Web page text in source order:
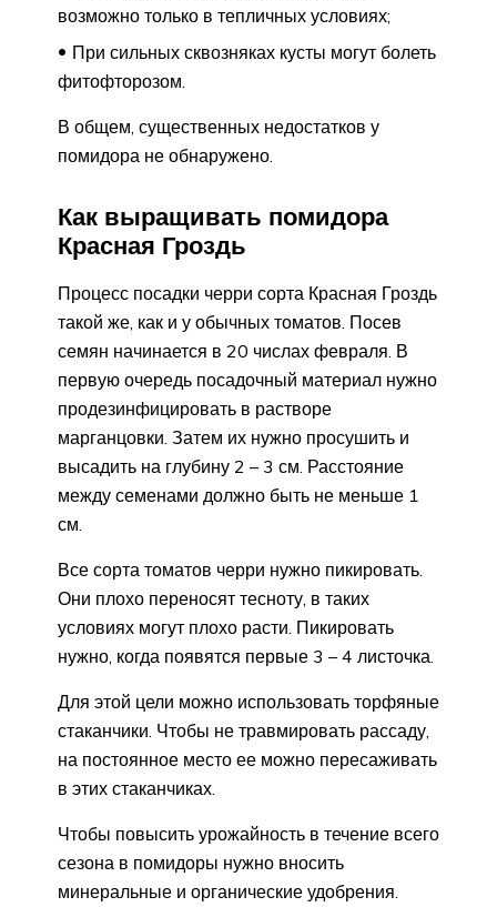
возможно только в тепличных условиях;
При сильных сквозняках кусты могут болеть
фитофторозом.
В общем, существенных недостатков у
помидора не обнаружено.
Как выращивать помидора
Красная Гроздь
Процесс посадки черри сорта Красная Гроздь
такой же, как и у обычных томатов. Посев
семян начинается в 20 числах февраля. В
первую очередь посадочный материал нужно
продезинфицировать в растворе
марганцовки. Затем их нужно просушить и
высадить на глубину 2 – 3 см. Расстояние
между семенами должно быть не меньше 1
см.
Все сорта томатов черри нужно пикировать.
Они плохо переносят тесноту, в таких
условиях могут плохо расти. Пикировать
нужно, когда появятся первые 3 – 4 листочка.
Для этой цели можно использовать торфяные
стаканчики. Чтобы не травмировать рассаду,
на постоянное место ее можно пересаживать
в этих стаканчиках.
Чтобы повысить урожайность в течение всего
сезона в помидоры нужно вносить
минеральные и органические удобрения.